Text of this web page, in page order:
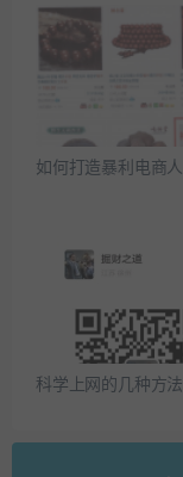
如何打造暴利电商人
科学上网的几种方法